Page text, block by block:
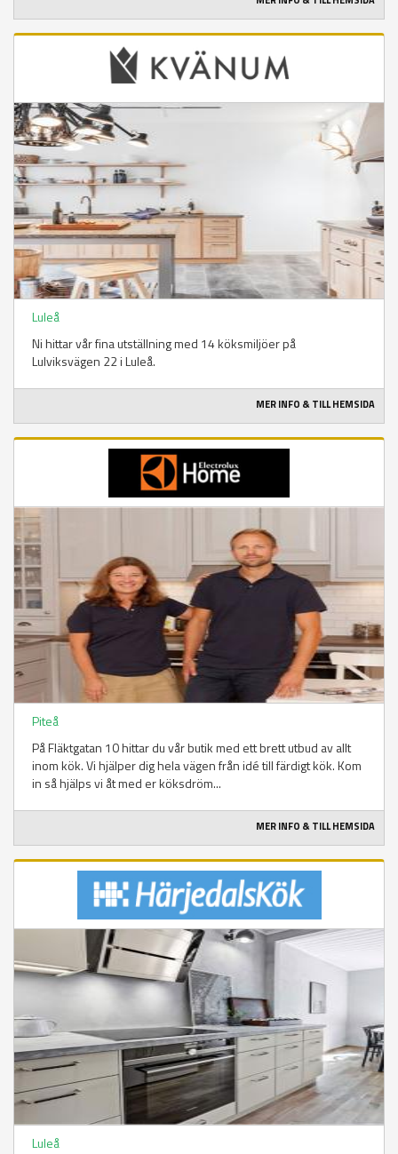
Luleå
Ni hittar vår fina utställning med 14 köksmiljöer på
Lulviksvägen 22 i Luleå.
MER INFO & TILL HEMSIDA
Piteå
På Fläktgatan 10 hittar du vår butik med ett brett utbud av allt
inom kök. Vi hjälper dig hela vägen från idé till färdigt kök. Kom
in så hjälps vi åt med er köksdröm...
MER INFO & TILL HEMSIDA
Luleå